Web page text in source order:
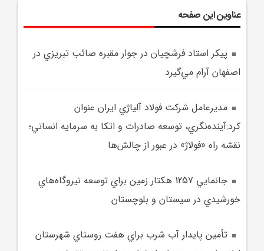
عناوین این صفحه
پيکر استاد فرشچيان در جوار مقبره صائب تبريزي در
اصفهان آرام مي‌گيرد
مديرعامل شرکت فولاد آلياژي ايران عنوان
کرد:آينده‌نگري، توسعه صادرات و اتکا به سرمايه انساني؛
نقشه راه «فولاژ» در عبور از چالش‌ها
جانمايي 1257 هکتار زمين براي توسعه نيروگاه‌هاي
خورشيدي در سيستان و بلوچستان
تأمين پايدار آب شرب براي هفت روستاي شهرستان